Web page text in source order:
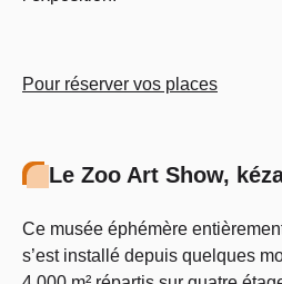
Pour réserver vos places
Le Zoo Art Show,
Ce musée éphémère
s’est installé depuis quelques